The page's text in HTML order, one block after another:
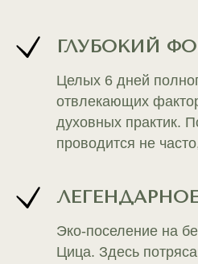
ГЛУБОКИЙ
Целых 6 дней
отвлекающих
духовных практик.
проводится не
Эко-поселение на
Цица. Здесь